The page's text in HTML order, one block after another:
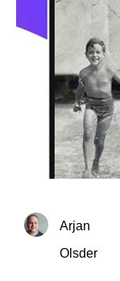
Arjan
Olsder